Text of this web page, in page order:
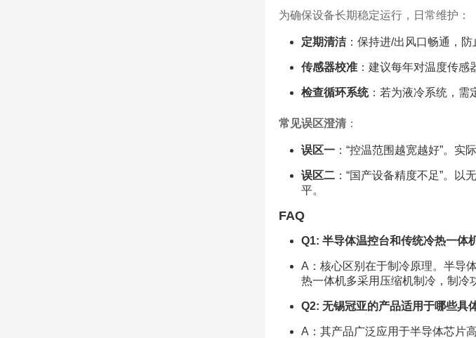
为确保设备长期稳定运行，日常维护：
定期清洁：保持进/出风口畅通，防
传感器校准：建议每年对温度传感
检查循环系统：若为液冷系统，需
常见误区澄清：
误区一：“控温范围越宽越好”。实
误区二：“国产设备精度不足”。以
平。
FAQ
Q1: 半导体温控台和传统冷热一体
A：核心区别在于制冷原理。半导
热一体机多采用压缩机制冷，制冷
Q2: 无锡冠亚的产品适用于哪些具
A：其产品广泛应用于半导体芯片